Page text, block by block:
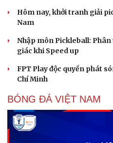
Hôm nay, khởi tranh giải
Nam
Nhập môn Pickleball:
giác khi Speed up
FPT Play độc quyền phát
Chí Minh
BÓNG ĐÁ VIỆT NAM